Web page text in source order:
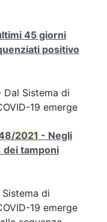
45 giorni
positivo
Dal Sistema di
19 emerge
2021 - Negli
dei tamponi
di
19 emerge